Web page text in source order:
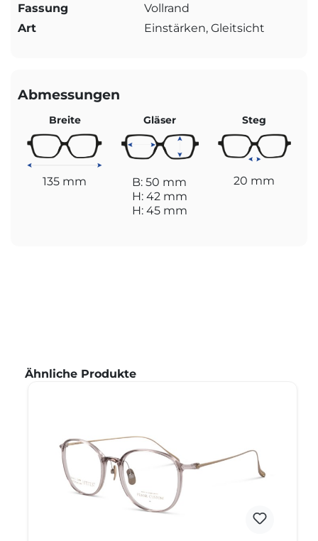
Fassung
Vollrand
Art
Einstärken, Gleitsicht
Abmessungen
Breite
135 mm
Gläser
B: 50 mm
H: 42 mm
H: 45 mm
Steg
20 mm
Produktgalerie überspringen
Ähnliche Produkte